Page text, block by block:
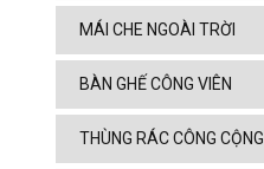
MÁI CHE NGOÀI TRỜI
BÀN GHẾ CÔNG VIÊN
THÙNG RÁC CÔNG CỘNG